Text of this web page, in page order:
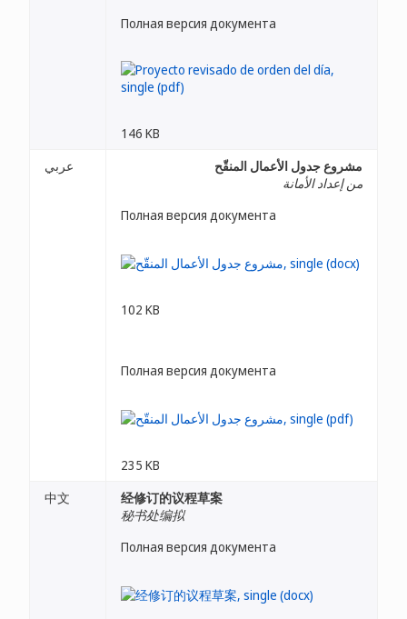
Полная версия документа
146 KB
عربي
مشروع جدول الأعمال المنقّح
من إعداد الأمانة
Полная версия документа
102 KB
Полная версия документа
235 KB
中文
经修订的议程草案
秘书处编拟
Полная версия документа